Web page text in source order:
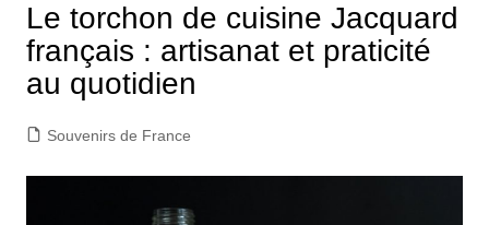
Le torchon de cuisine Jacquard
français : artisanat et praticité
au quotidien
Souvenirs de France